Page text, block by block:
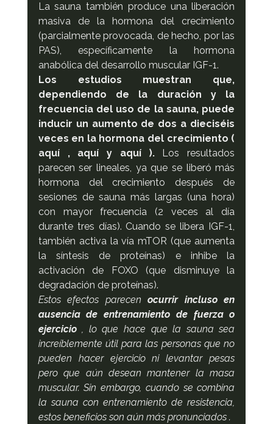
La sauna también produce una liberación
masiva de la hormona del crecimiento
(parcialmente provocada, de hecho, por las
PAS), específicamente la hormona
anabólica del desarrollo muscular IGF-1.
Los estudios muestran que,
dependiendo de la duración y la
frecuencia del uso de la sauna, puede
inducir un aumento de dos a dieciséis
veces en la hormona del crecimiento (
aquí , aquí y aquí ).
Los resultados
parecen ser lineales, ya que se liberó más
hormona del crecimiento después de
sesiones de sauna más largas (una hora)
con mayor frecuencia (2 veces al día
durante tres días). Cuando se libera IGF-1,
también activa la vía mTOR (que aumenta
la síntesis de proteínas) e inhibe la
activación de FOXO (que disminuye la
degradación de proteínas).
Estos efectos parecen ocurrir incluso en
ausencia de entrenamiento de fuerza o
ejercicio , lo que hace que la sauna sea
increíblemente útil para las personas que no
pueden hacer ejercicio ni levantar pesas
pero que aún desean mantener la masa
muscular. Sin embargo, cuando se combina
la sauna con entrenamiento de resistencia,
estos beneficios son aún más pronunciados .